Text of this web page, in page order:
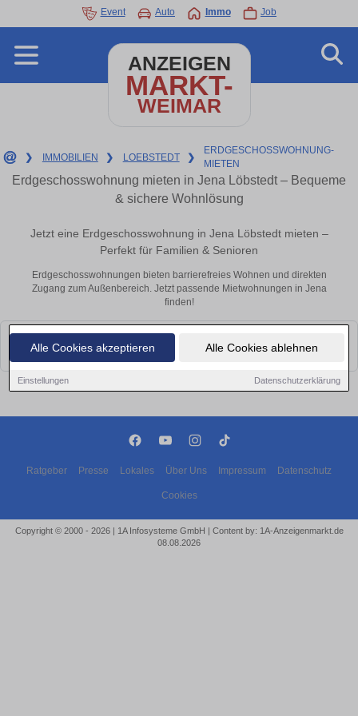
Alle Cookies akzeptieren Alle Cookies ablehnen
Einstellungen Datenschutzerklärung
Event Auto Immo Job
ANZEIGEN
MARKT-
WEIMAR
❯ IMMOBILIEN ❯ LOEBSTEDT ❯
ERDGESCHOSSWOHNUNG-
MIETEN
Erdgeschosswohnung mieten in Jena Löbstedt – Bequeme
& sichere Wohnlösung
Jetzt eine Erdgeschosswohnung in Jena Löbstedt mieten –
Perfekt für Familien & Senioren
Erdgeschosswohnungen bieten barrierefreies Wohnen und direkten
Zugang zum Außenbereich. Jetzt passende Mietwohnungen in Jena
finden!
Leider konnten wir derzeit keine passenden Objekte finden. Schauen Sie
bald wieder vorbei!
Ratgeber Presse Lokales Über Uns Impressum Datenschutz
Cookies
Copyright © 2000 - 2026 | 1A Infosysteme GmbH | Content by: 1A-Anzeigenmarkt.de
08.08.2026